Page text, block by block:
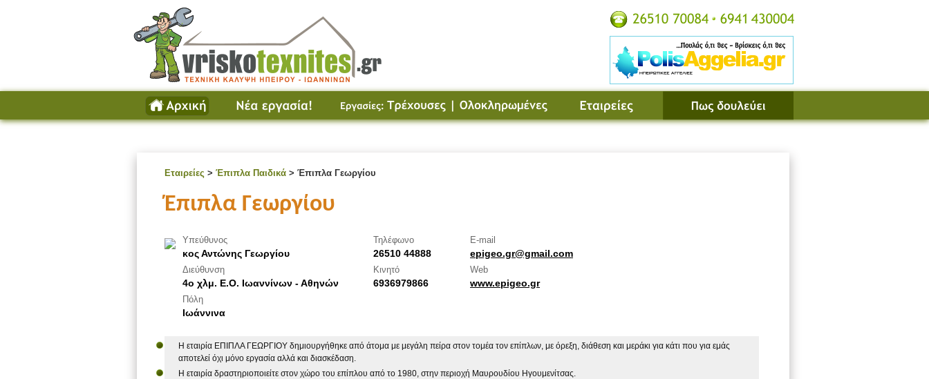
Εταιρείες > Έπιπλα Παιδικά > Έπιπλα Γεωργίου
Έπιπλα Γεωργίου
Υπεύθυνος
κος Αντώνης Γεωργίου
Διεύθυνση
4ο χλμ. Ε.Ο. Ιωαννίνων - Αθηνών
Πόλη
Ιωάννινα
Τηλέφωνο
26510 44888
Κινητό
6936979866
E-mail
epigeo.gr@gmail.com
Web
www.epigeo.gr
Η εταιρία ΕΠΙΠΛΑ ΓΕΩΡΓΙΟΥ δημιουργήθηκε από άτομα με μεγάλη πείρα στον τομέα τον επίπλων, με όρεξη, διάθεση και μεράκι για κάτι που για εμάς
αποτελεί όχι μόνο εργασία αλλά και διασκέδαση.
Η εταιρία δραστηριοποιείτε στον χώρο του επίπλου από το 1980, στην περιοχή Μαυρουδίου Ηγουμενίτσας.